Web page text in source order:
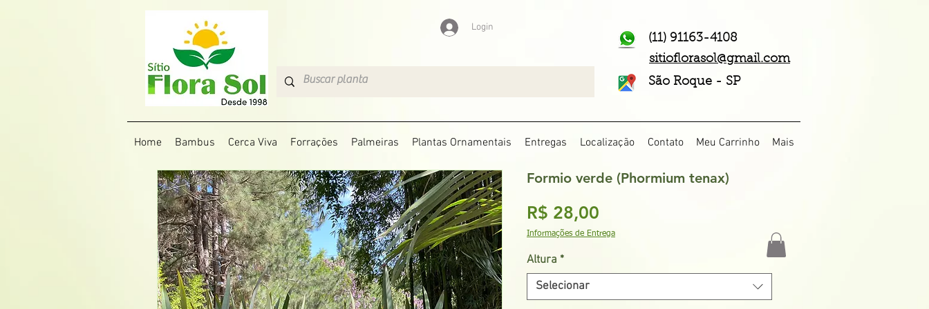
Login
(11) 91163-4108
sitioflorasol@gmail.com
São Roque - SP
Home Bambus Cerca Viva Forrações Palmeiras Plantas Ornamentais Entregas Localização Contato Meu Carrinho Mais
Formio verde (Phormium tenax)
R$ 28,00
Informações de Entrega
Altura *
Selecionar